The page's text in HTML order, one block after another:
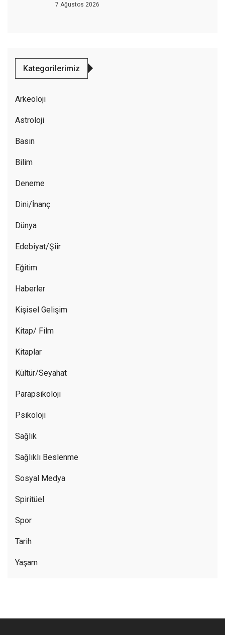
7 Ağustos 2026
Kategorilerimiz
Arkeoloji
Astroloji
Basın
Bilim
Deneme
Dini/İnanç
Dünya
Edebiyat/Şiir
Eğitim
Haberler
Kişisel Gelişim
Kitap/ Film
Kitaplar
Kültür/Seyahat
Parapsikoloji
Psikoloji
Sağlık
Sağlıklı Beslenme
Sosyal Medya
Spiritüel
Spor
Tarih
Yaşam